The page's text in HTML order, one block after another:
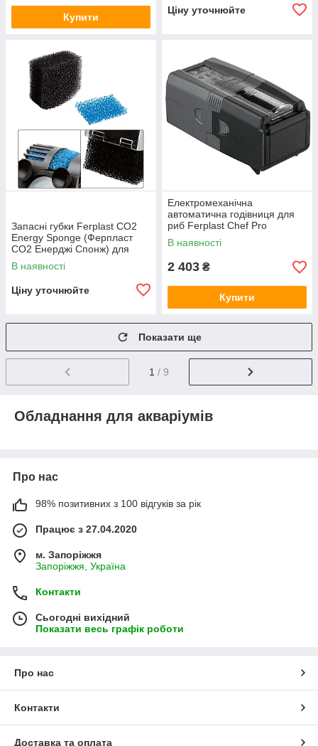
Купити
Ціну уточнюйте
Запасні губки Ferplast CO2
Energy Sponge (Ферпласт
CO2 Енерджі Спонж) для
CO2 Energy Mixer
В наявності
Ціну уточнюйте
Електромеханічна
автоматична годівниця для
риб Ferplast Chef Pro
(Ферпласт Шеф Про)
В наявності
2 403 ₴
Купити
Показати ще
1 / 9
Обладнання для акваріумів
Про нас
98% позитивних з 100 відгуків за рік
Працює з 27.04.2020
м. Запоріжжя
Запоріжжя, Україна
Контакти
Сьогодні вихідний
Показати весь графік роботи
Про нас
Контакти
Доставка та оплата